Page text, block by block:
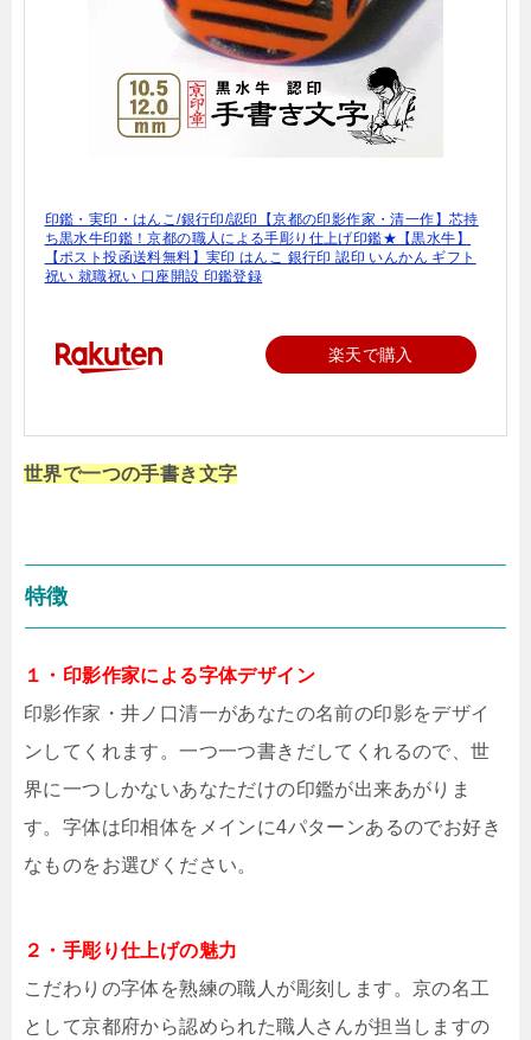
印鑑・実印・はんこ/銀行印/認印【京都の印影作家・清一作】芯持
ち黒水牛印鑑！京都の職人による手彫り仕上げ印鑑★【黒水牛】
【ポスト投函送料無料】実印 はんこ 銀行印 認印 いんかん ギフト
祝い 就職祝い 口座開設 印鑑登録
楽天で購入
世界で一つの手書き文字
特徴
１・印影作家による字体デザイン
印影作家・井ノ口清一があなたの名前の印影をデザイ
ンしてくれます。一つ一つ書きだしてくれるので、世
界に一つしかないあなただけの印鑑が出来あがりま
す。字体は印相体をメインに4パターンあるのでお好き
なものをお選びください。
２・手彫り仕上げの魅力
こだわりの字体を熟練の職人が彫刻します。京の名工
として京都府から認められた職人さんが担当しますの